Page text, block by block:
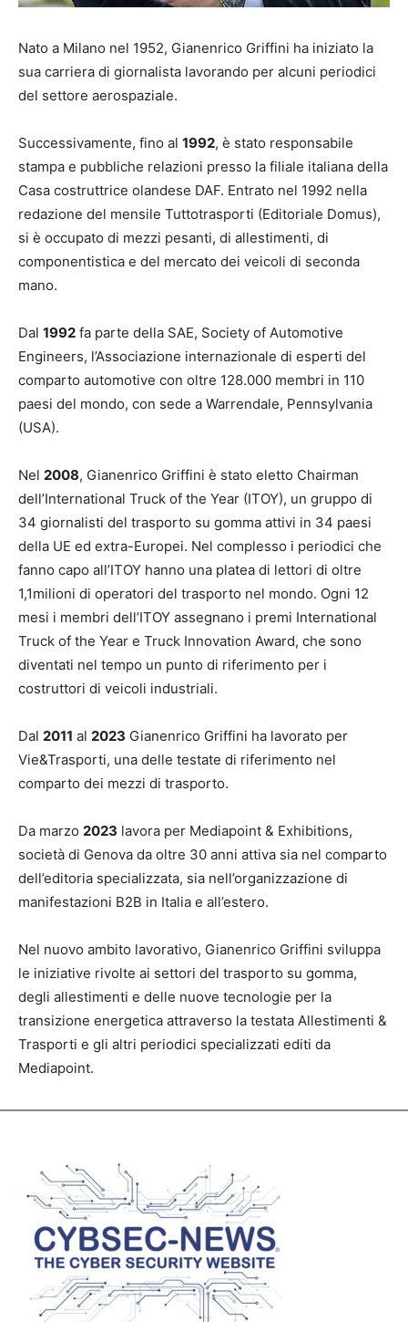
Nato a Milano nel 1952, Gianenrico Griffini ha iniziato la
sua carriera di giornalista lavorando per alcuni periodici
del settore aerospaziale.
Successivamente, fino al 1992, è stato responsabile
stampa e pubbliche relazioni presso la filiale italiana della
Casa costruttrice olandese DAF. Entrato nel 1992 nella
redazione del mensile Tuttotrasporti (Editoriale Domus),
si è occupato di mezzi pesanti, di allestimenti, di
componentistica e del mercato dei veicoli di seconda
mano.
Dal 1992 fa parte della SAE, Society of Automotive
Engineers, l’Associazione internazionale di esperti del
comparto automotive con oltre 128.000 membri in 110
paesi del mondo, con sede a Warrendale, Pennsylvania
(USA).
Nel 2008, Gianenrico Griffini è stato eletto Chairman
dell’International Truck of the Year (ITOY), un gruppo di
34 giornalisti del trasporto su gomma attivi in 34 paesi
della UE ed extra-Europei. Nel complesso i periodici che
fanno capo all’ITOY hanno una platea di lettori di oltre
1,1milioni di operatori del trasporto nel mondo. Ogni 12
mesi i membri dell’ITOY assegnano i premi International
Truck of the Year e Truck Innovation Award, che sono
diventati nel tempo un punto di riferimento per i
costruttori di veicoli industriali.
Dal 2011 al 2023 Gianenrico Griffini ha lavorato per
Vie&Trasporti, una delle testate di riferimento nel
comparto dei mezzi di trasporto.
Da marzo 2023 lavora per Mediapoint & Exhibitions,
società di Genova da oltre 30 anni attiva sia nel comparto
dell’editoria specializzata, sia nell’organizzazione di
manifestazioni B2B in Italia e all’estero.
Nel nuovo ambito lavorativo, Gianenrico Griffini sviluppa
le iniziative rivolte ai settori del trasporto su gomma,
degli allestimenti e delle nuove tecnologie per la
transizione energetica attraverso la testata Allestimenti &
Trasporti e gli altri periodici specializzati editi da
Mediapoint.